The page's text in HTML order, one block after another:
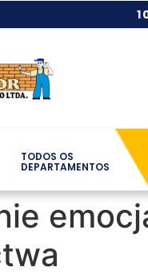
TODOS OS
DEPARTAMENTOS